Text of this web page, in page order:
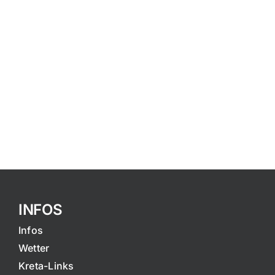
INFOS
Infos
Wetter
Kreta-Links